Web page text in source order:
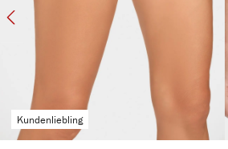
Kundenliebling